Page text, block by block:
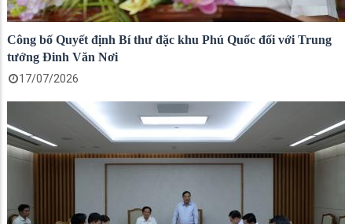
Công bố Quyết định Bí thư đặc khu Phú Quốc đối với Trung
tướng Đinh Văn Nơi
17/07/2026